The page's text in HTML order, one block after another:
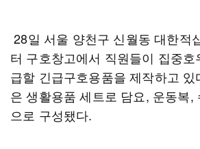
28일 서울 양천구 신월동 대한적
터 구호창고에서 직원들이 집중호
급할 긴급구호용품을 제작하고
은 생활용품 세트로 담요, 운동복,
으로 구성됐다.